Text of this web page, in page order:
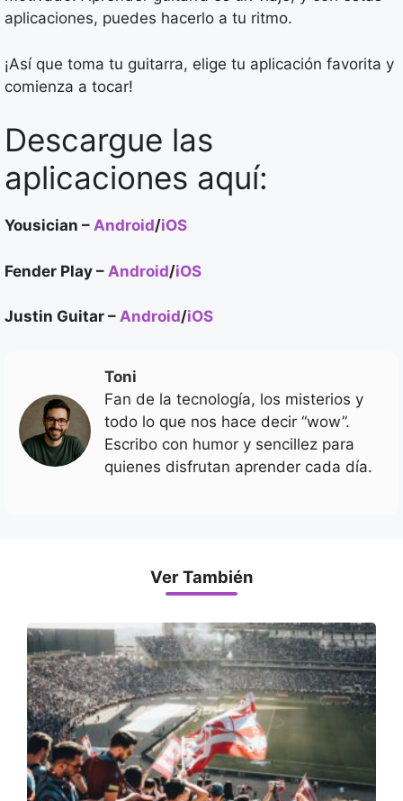
aplicaciones, puedes hacerlo a tu ritmo.
¡Así que toma tu guitarra, elige tu aplicación favorita y
comienza a tocar!
Descargue las
aplicaciones aquí:
Yousician – Android/iOS
Fender Play – Android/iOS
Justin Guitar – Android/iOS
Toni
Fan de la tecnología, los misterios y
todo lo que nos hace decir “wow”.
Escribo con humor y sencillez para
quienes disfrutan aprender cada día.
Ver También